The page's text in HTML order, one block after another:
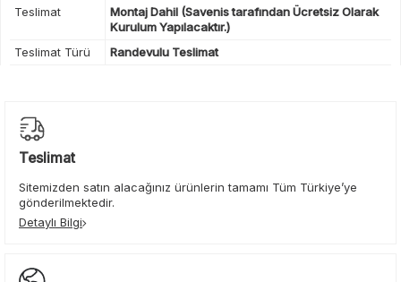
Teslimat
Montaj Dahil (Savenis tarafından Ücretsiz Olarak
Kurulum Yapılacaktır.)
Teslimat Türü
Randevulu Teslimat
Teslimat
Sitemizden satın alacağınız ürünlerin tamamı Tüm Türkiye’ye
gönderilmektedir.
Detaylı Bilgi